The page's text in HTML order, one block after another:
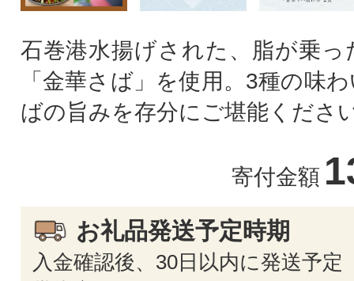
石巻港水揚げされた、脂が乗っ
「金華さば」を使用。3種の味
ばの旨みを存分にご堪能くださ
寄付金額
お礼品発送予定時期
入金確認後、30日以内に発送予定